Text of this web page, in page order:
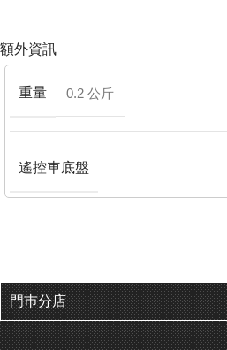
額外資訊
重量 0.2 公斤
遙控車底盤
門巿分店